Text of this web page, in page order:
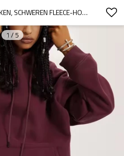
HERSTELLER VON DICKEN, SCHWEREN FLEECE-HOODIES FÜR DAMEN NACH MASS | LIEFERANTEN VON HOODIES MIT ÜBERGROSSEM DRUCK
1 / 5